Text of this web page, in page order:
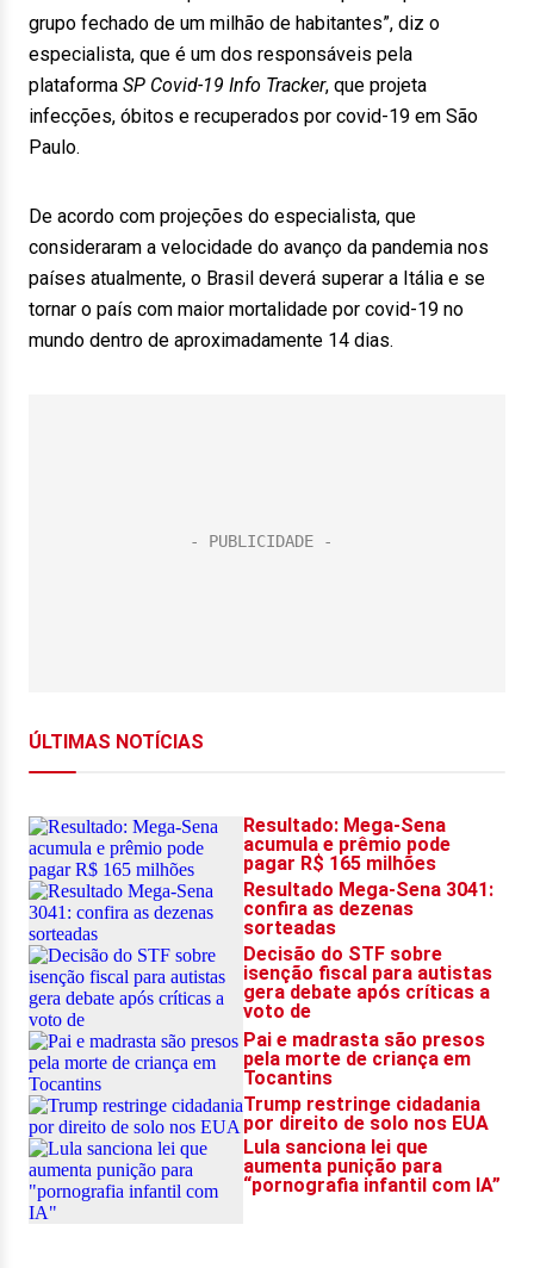
grupo fechado de um milhão de habitantes”, diz o
especialista, que é um dos responsáveis pela
plataforma SP Covid-19 Info Tracker, que projeta
infecções, óbitos e recuperados por covid-19 em São
Paulo.
De acordo com projeções do especialista, que
consideraram a velocidade do avanço da pandemia nos
países atualmente, o Brasil deverá superar a Itália e se
tornar o país com maior mortalidade por covid-19 no
mundo dentro de aproximadamente 14 dias.